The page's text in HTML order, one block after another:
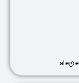
alegre |